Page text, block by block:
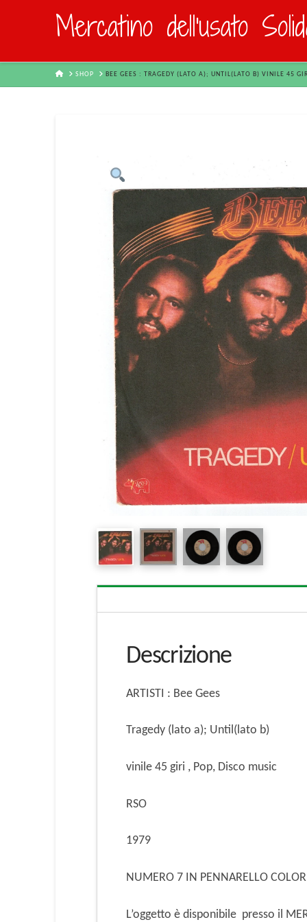
Mercatino dell'usato
HOMESHOP BEE GEES : TRAGEDY (LATO A); UNTIL(LATO B) VINILE 45 GIRI
Descrizione
ARTISTI : Bee Gees
Tragedy (lato a); Until(lato b)
vinile 45 giri , Pop, Disco music
RSO
1979
NUMERO 7 IN PENNARELLO
L’oggetto è disponibile presso il